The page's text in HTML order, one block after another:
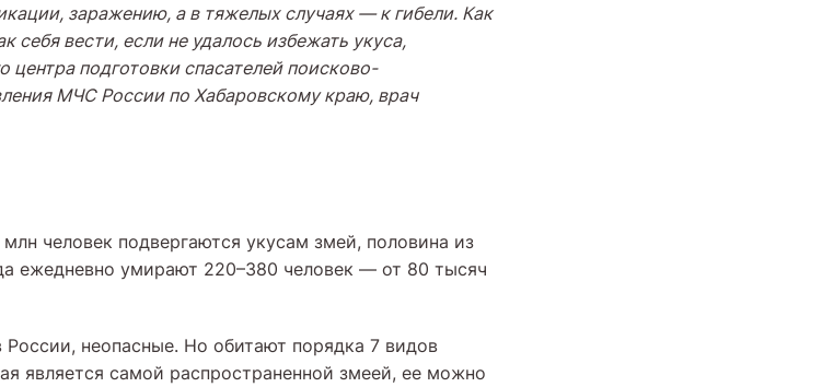
заражению, а в тяжелых случаях — к гибели. Как
себя вести, если не удалось избежать укуса,
центра подготовки спасателей поисково-
МЧС России по Хабаровскому краю, врач
человек подвергаются укусам змей, половина из
ежедневно умирают 220–380 человек — от 80 тысяч
неопасные. Но обитают порядка 7 видов
является самой распространенной змеей, ее можно